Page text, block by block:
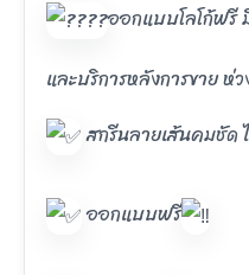
ออกแบบโลโก้ฟรี
และบริการหลังการขาย
สกรีนลายเส้นคมชัด
ออกแบบฟรี